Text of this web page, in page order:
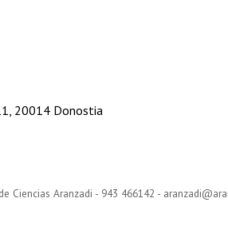
20014 Donostia
Ciencias Aranzadi - 943 466142 -